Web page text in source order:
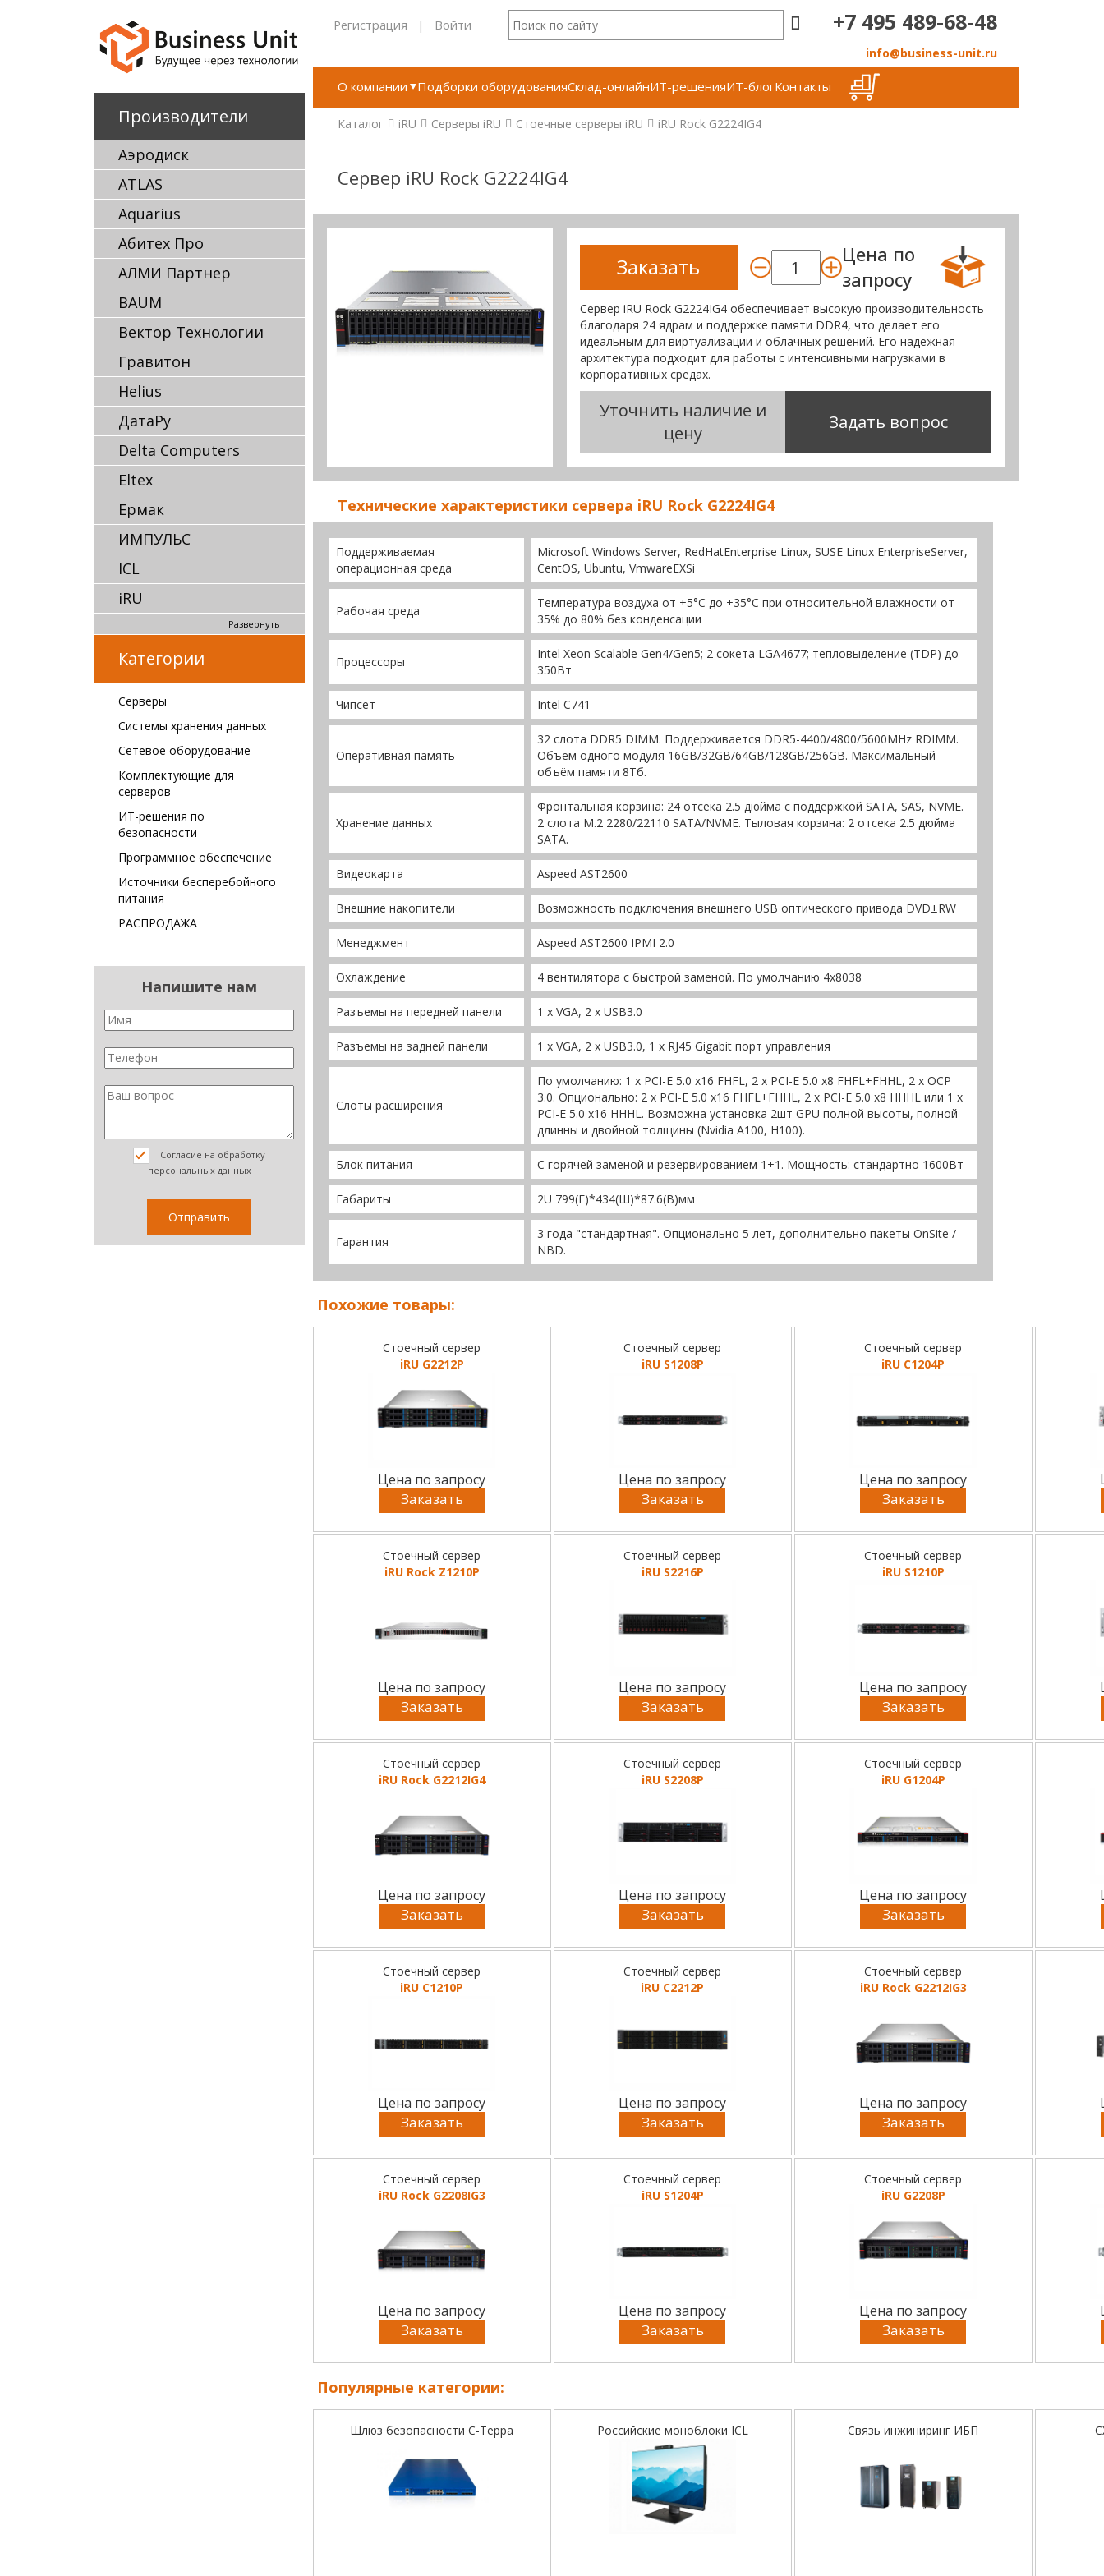
Производители
Аэродиск
ATLAS
Aquarius
Абитех Про
АЛМИ Партнер
BAUM
Вектор Технологии
Гравитон
Helius
ДатаРу
Delta Computers
Eltex
Ермак
ИМПУЛЬС
ICL
iRU
Развернуть
Категории
Серверы
Системы хранения данных
Сетевое оборудование
Комплектующие для
серверов
ИТ-решения по
безопасности
Программное обеспечение
Источники бесперебойного
питания
РАСПРОДАЖА
Напишите нам
Согласие на обработку
персональных данных
Регистрация | Войти +7 495 489-68-48
info@business-unit.ru
О компании Подборки оборудованияСклад-онлайнИТ-решенияИТ-блогКонтакты
Каталог iRU Серверы iRU Стоечные серверы iRU iRU Rock G2224IG4
Сервер iRU Rock G2224IG4
Заказать
Цена по
запросу
Сервер iRU Rock G2224IG4 обеспечивает высокую производительность
благодаря 24 ядрам и поддержке памяти DDR4, что делает его
идеальным для виртуализации и облачных решений. Его надежная
архитектура подходит для работы с интенсивными нагрузками в
корпоративных средах.
Уточнить наличие и
цену
Задать вопрос
Технические характеристики сервера iRU Rock G2224IG4
Поддерживаемая
операционная среда
Microsoft Windows Server, RedHatEnterprise Linux, SUSE Linux EnterpriseServer,
CentOS, Ubuntu, VmwareEXSi
Рабочая среда
Температура воздуха от +5°C до +35°C при относительной влажности от
35% до 80% без конденсации
Процессоры
Intel Xeon Scalable Gen4/Gen5; 2 сокета LGA4677; тепловыделение (TDP) до
350Вт
Чипсет Intel C741
Оперативная память
32 слота DDR5 DIMM. Поддерживается DDR5-4400/4800/5600MHz RDIMM.
Объём одного модуля 16GB/32GB/64GB/128GB/256GB. Максимальный
объём памяти 8Тб.
Хранение данных
Фронтальная корзина: 24 отсека 2.5 дюйма с поддержкой SATA, SAS, NVME.
2 слота M.2 2280/22110 SATA/NVME. Тыловая корзина: 2 отсека 2.5 дюйма
SATA.
Видеокарта Aspeed AST2600
Внешние накопители Возможность подключения внешнего USB оптического привода DVD±RW
Менеджмент Aspeed AST2600 IPMI 2.0
Охлаждение 4 вентилятора с быстрой заменой. По умолчанию 4x8038
Разъемы на передней панели 1 x VGA, 2 x USB3.0
Разъемы на задней панели 1 x VGA, 2 x USB3.0, 1 x RJ45 Gigabit порт управления
Слоты расширения
По умолчанию: 1 x PCI-E 5.0 x16 FHFL, 2 x PCI-E 5.0 x8 FHFL+FHHL, 2 x OCP
3.0. Опционально: 2 x PCI-E 5.0 x16 FHFL+FHHL, 2 x PCI-E 5.0 x8 HHHL или 1 x
PCI-E 5.0 x16 HHHL. Возможна установка 2шт GPU полной высоты, полной
длинны и двойной толщины (Nvidia A100, H100).
Блок питания С горячей заменой и резервированием 1+1. Мощность: стандартно 1600Вт
Габариты 2U 799(Г)*434(Ш)*87.6(В)мм
Гарантия
3 года "стандартная". Опционально 5 лет, дополнительно пакеты OnSite /
NBD.
Похожие товары:
Стоечный сервер
iRU G2212P
Цена по запросу
Заказать
Стоечный сервер
iRU S1208P
Цена по запросу
Заказать
Стоечный сервер
iRU C1204P
Цена по запросу
Заказать
Стоечный сервер
iRU Rock Z1210P
Цена по запросу
Заказать
Стоечный сервер
iRU S2216P
Цена по запросу
Заказать
Стоечный сервер
iRU S1210P
Цена по запросу
Заказать
Стоечный сервер
iRU Rock G2212IG4
Цена по запросу
Заказать
Стоечный сервер
iRU S2208P
Цена по запросу
Заказать
Стоечный сервер
iRU G1204P
Цена по запросу
Заказать
Стоечный сервер
iRU C1210P
Цена по запросу
Заказать
Стоечный сервер
iRU C2212P
Цена по запросу
Заказать
Стоечный сервер
iRU Rock G2212IG3
Цена по запросу
Заказать
Стоечный сервер
iRU Rock G2208IG3
Цена по запросу
Заказать
Стоечный сервер
iRU S1204P
Цена по запросу
Заказать
Стоечный сервер
iRU G2208P
Цена по запросу
Заказать
Популярные категории:
Шлюз безопасности С-Терра Российские моноблоки ICL Связь инжиниринг ИБП